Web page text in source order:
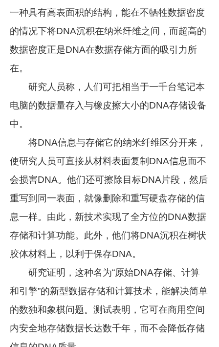
一种具有高表面积的结构，能在不牺牲数据密度
的情况下将DNA沉积在纳米纤维之间，而超高的
数据密度正是DNA在数据存储方面的吸引力所
在。
研究人员称，人们可把相当于一千台笔记本
电脑的数据量存入与橡皮擦大小的DNA存储设备
中。
将DNA信息与存储它的纳米纤维区分开来，
使研究人员可直接从材料表面复制DNA信息而不
会损害DNA。他们还可擦除目标DNA片段，然后
重写到同一表面，就像删除和重写硬盘存储的信
息一样。由此，新技术实现了全方位的DNA数据
存储和计算功能。此外，他们将DNA沉积在树状
胶体材料上，以利于保存DNA。
研究证明，这种名为“原始DNA存储、计算
和引擎”的新型数据存储和计算技术，能解决简单
的数独和象棋问题。测试表明，它可在商用空间
内安全地存储数据长达数千年，而不会降低存储